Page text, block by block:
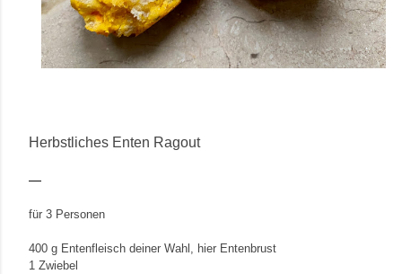
Herbstliches Enten Ragout
für 3 Personen
400 g Entenfleisch deiner Wahl, hier Entenbrust
1 Zwiebel